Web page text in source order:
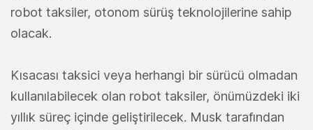
robot taksiler, otonom sürüş teknolojilerine sahip
olacak.
Kısacası taksici veya herhangi bir sürücü olmadan
kullanılabilecek olan robot taksiler, önümüzdeki iki
yıllık süreç içinde geliştirilecek. Musk tarafından